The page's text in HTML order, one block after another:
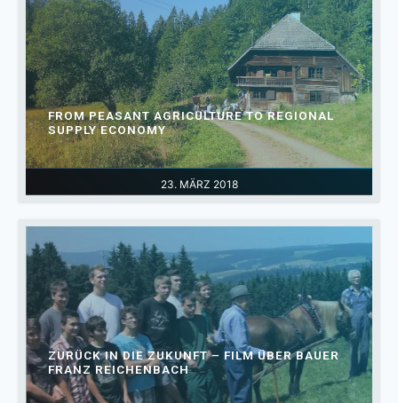
23. MÄRZ 2018
FROM PEASANT AGRICULTURE TO REGIONAL
SUPPLY ECONOMY
ZURÜCK IN DIE ZUKUNFT – FILM ÜBER BAUER
FRANZ REICHENBACH